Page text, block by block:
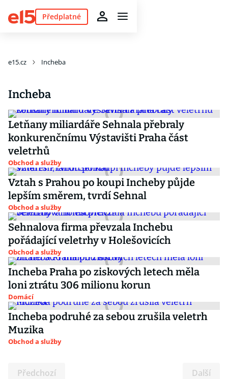
Předplatné
e15.cz Incheba
Incheba
Letňany miliardáře Sehnala přebraly
konkurenčnímu Výstavišti Praha část
veletrhů
Obchod a služby
Vztah s Prahou po koupi Incheby půjde
lepším směrem, tvrdí Sehnal
Obchod a služby
Sehnalova firma převzala Inchebu
pořádající veletrhy v Holešovicích
Obchod a služby
Incheba Praha po ziskových letech měla
loni ztrátu 306 milionu korun
Domácí
Incheba podruhé za sebou zrušila veletrh
Muzika
Obchod a služby
Předchozí Další